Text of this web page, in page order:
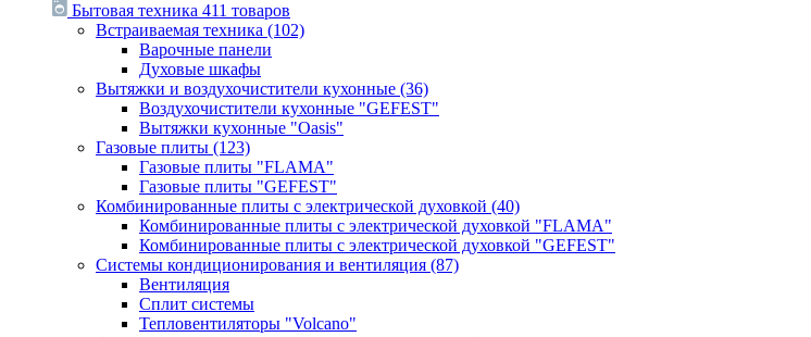
Бытовая техника 411 товаров
Встраиваемая техника (102)
Варочные панели
Духовые шкафы
Вытяжки и воздухочистители кухонные (36)
Воздухочистители кухонные "GEFEST"
Вытяжки кухонные "Oasis"
Газовые плиты (123)
Газовые плиты "FLAMA"
Газовые плиты "GEFEST"
Комбинированные плиты с электрической духовкой (40)
Комбинированные плиты с электрической духовкой "FLAMA"
Комбинированные плиты с электрической духовкой "GEFEST"
Системы кондиционирования и вентиляция (87)
Вентиляция
Сплит системы
Тепловентиляторы "Volcano"